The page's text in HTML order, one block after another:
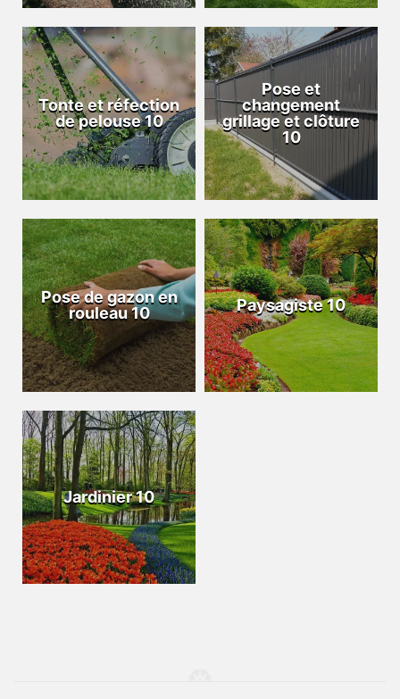
Tonte et réfection
de pelouse 10
Pose et
changement
grillage et clôture
10
Pose de gazon en
rouleau 10
Paysagiste 10
Jardinier 10